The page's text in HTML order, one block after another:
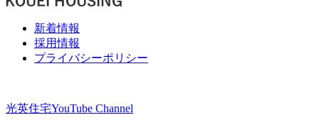
新着情報
採用情報
プライバシーポリシー
光英住宅YouTube Channel